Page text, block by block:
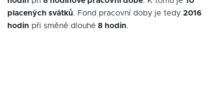
placených svátků. Fond pracovní doby je tedy 2016
hodin při směně dlouhé 8 hodin.